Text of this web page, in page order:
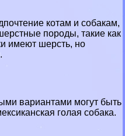
котам и собакам,
породы, такие как
имеют шерсть, но
вариантами могут быть
гoлая собака.